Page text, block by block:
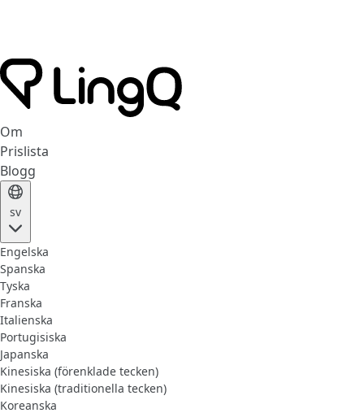
Om
Prislista
Blogg
sv
Engelska
Spanska
Tyska
Franska
Italienska
Portugisiska
Japanska
Kinesiska (förenklade tecken)
Kinesiska (traditionella tecken)
Koreanska